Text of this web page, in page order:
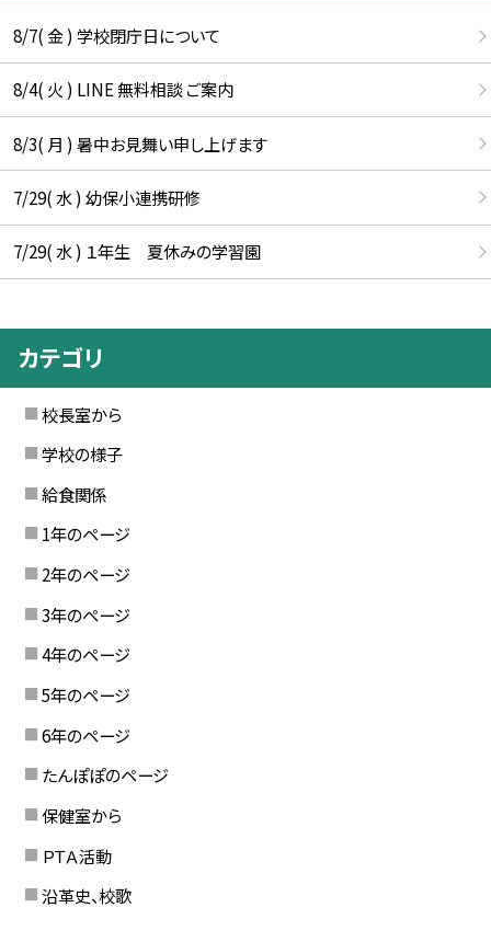
8/7( 金 ) 学校閉庁日について
8/4( 火 ) LINE 無料相談 ご案内
8/3( 月 ) 暑中お見舞い申し上げます
7/29( 水 ) 幼保小連携研修
7/29( 水 ) １年生 夏休みの学習園
カテゴリ
校長室から
学校の様子
給食関係
1年のページ
2年のページ
3年のページ
4年のページ
5年のページ
6年のページ
たんぽぽのページ
保健室から
ＰＴＡ活動
沿革史、校歌